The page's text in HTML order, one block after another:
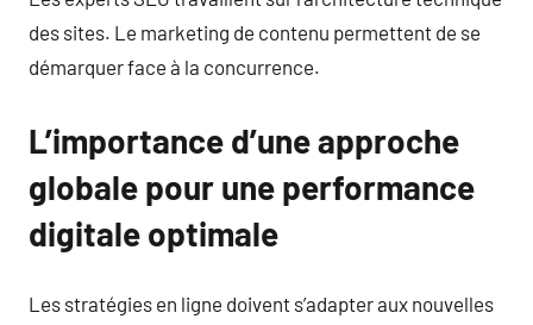
des sites. Le marketing de contenu permettent de se
démarquer face à la concurrence.
L’importance d’une approche
globale pour une performance
digitale optimale
Les stratégies en ligne doivent s’adapter aux nouvelles